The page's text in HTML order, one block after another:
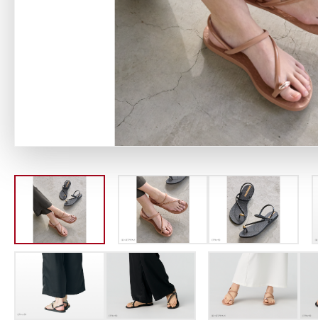
定期お届けサ
スキンケア人気ライン
ドレススノー